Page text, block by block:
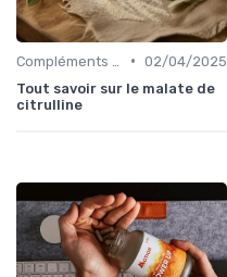
• 02/04/2025
Tout savoir sur le malate de
citrulline